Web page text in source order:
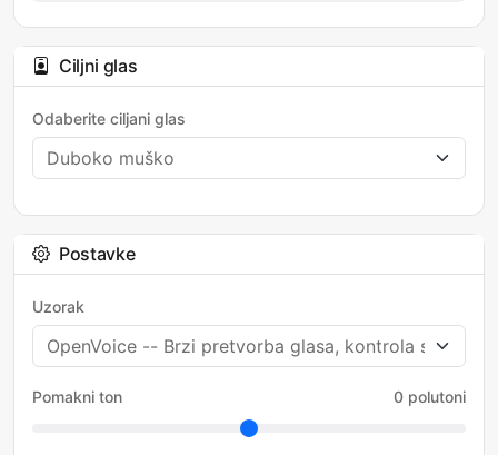
Ciljni glas
Odaberite ciljani glas
Postavke
Uzorak
Pomakni ton 0 polutoni